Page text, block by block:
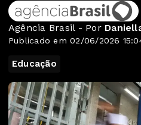
Agência Brasil - Por
Publicado em 02/06/2026
Educação